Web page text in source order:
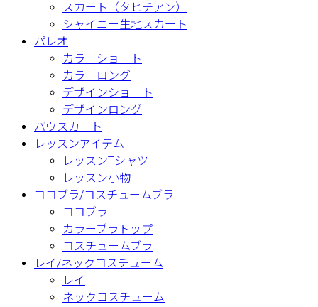
スカート（タヒチアン）
シャイニー生地スカート
パレオ
カラーショート
カラーロング
デザインショート
デザインロング
パウスカート
レッスンアイテム
レッスンTシャツ
レッスン小物
ココブラ/コスチュームブラ
ココブラ
カラーブラトップ
コスチュームブラ
レイ/ネックコスチューム
レイ
ネックコスチューム